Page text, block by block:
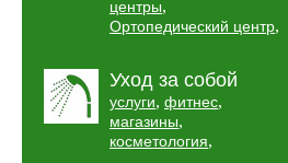
центры,
Ортопедический центр,
Уход за собой
услуги, фитнес,
магазины,
косметология,